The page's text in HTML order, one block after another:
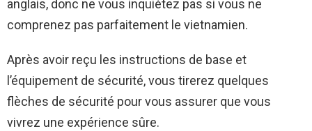
anglais, donc ne vous inquiétez pas si vous ne
comprenez pas parfaitement le vietnamien.
Après avoir reçu les instructions de base et
l’équipement de sécurité, vous tirerez quelques
flèches de sécurité pour vous assurer que vous
vivrez une expérience sûre.